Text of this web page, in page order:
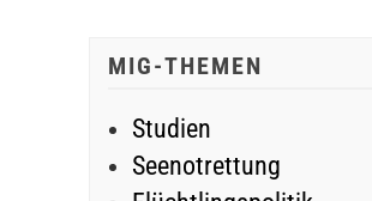
MIG-THEMEN
Studien
Seenotrettung